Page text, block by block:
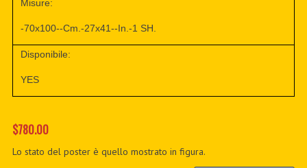
Misure:
-70x100--Cm.-27x41--In.-1 SH.
Disponibile:
YES
$780.00
Lo stato del poster è quello mostrato in figura.